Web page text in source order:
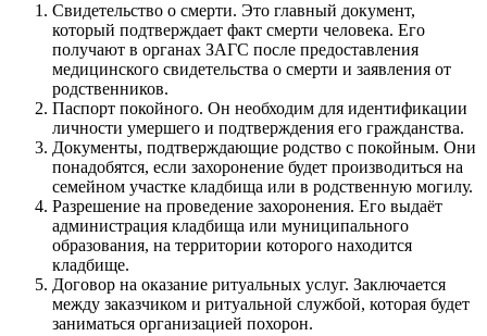
Свидетельство о смерти. Это главный документ,
который подтверждает факт смерти человека. Его
получают в органах ЗАГС после предоставления
медицинского свидетельства о смерти и заявления от
родственников.
Паспорт покойного. Он необходим для идентификации
личности умершего и подтверждения его гражданства.
Документы, подтверждающие родство с покойным. Они
понадобятся, если захоронение будет производиться на
семейном участке кладбища или в родственную могилу.
Разрешение на проведение захоронения. Его выдаёт
администрация кладбища или муниципального
образования, на территории которого находится
кладбище.
Договор на оказание ритуальных услуг. Заключается
между заказчиком и ритуальной службой, которая будет
заниматься организацией похорон.